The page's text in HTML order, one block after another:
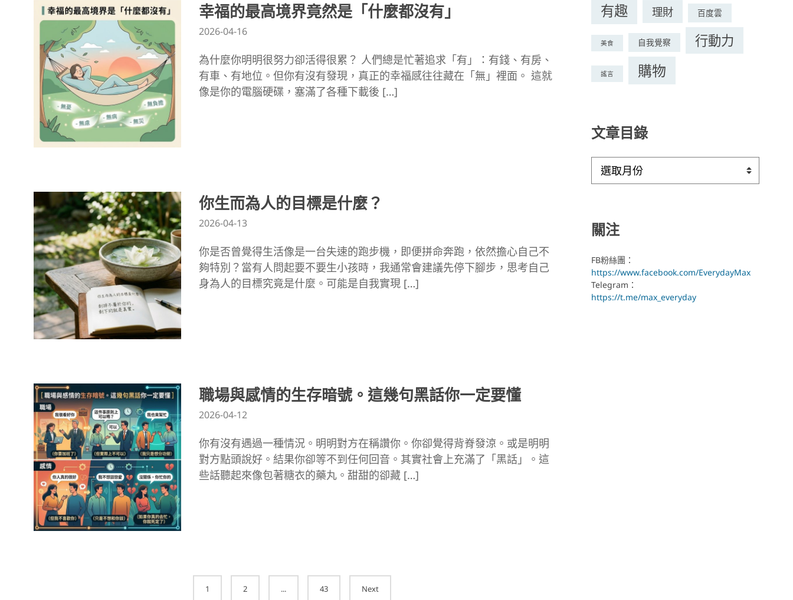
幸福的最高境界竟然是「什麼都沒有」
2026-04-16
為什麼你明明很努力卻活得很累？ 人們總是忙著追求「有」：有錢、有房、
有車、有地位。但你有沒有發現，真正的幸福感往往藏在「無」裡面。 這就
像是你的電腦硬碟，塞滿了各種下載後 […]
你生而為人的目標是什麼？
2026-04-13
你是否曾覺得生活像是一台失速的跑步機，即便拼命奔跑，依然擔心自己不
夠特別？當有人問起要不要生小孩時，我通常會建議先停下腳步，思考自己
身為人的目標究竟是什麼。可能是自我實現 […]
職場與感情的生存暗號。這幾句黑話你一定要懂
2026-04-12
你有沒有遇過一種情況。明明對方在稱讚你。你卻覺得背脊發涼。或是明明
對方點頭說好。結果你卻等不到任何回音。其實社會上充滿了「黑話」。這
些話聽起來像包著糖衣的藥丸。甜甜的卻藏 […]
1 2 ... 43 Next
有趣 理財 百度雲
美食 自我覺察 行動力
謠言 購物
文章目錄
目
關注
FB粉絲團：
https://www.facebook.com/EverydayMax
Telegram：
https://t.me/max_everyday